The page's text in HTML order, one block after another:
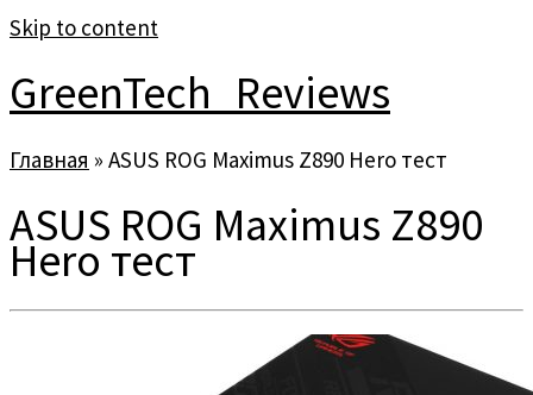
Skip to content
GreenTech_Reviews
Главная » ASUS ROG Maximus Z890 Hero тест
ASUS ROG Maximus Z890
Hero тест